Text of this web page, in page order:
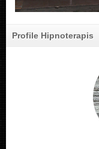
Profile Hipnoterapis